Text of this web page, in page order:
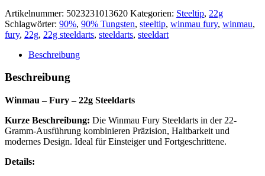
Artikelnummer: 5023231013620 Kategorien: Steeltip, 22g
Schlagwörter: 90%, 90% Tungsten, steeltip, winmau fury, winmau,
fury, 22g, 22g steeldarts, steeldarts, steeldart
Beschreibung
Beschreibung
Winmau – Fury – 22g Steeldarts
Kurze Beschreibung: Die Winmau Fury Steeldarts in der 22-
Gramm-Ausführung kombinieren Präzision, Haltbarkeit und
modernes Design. Ideal für Einsteiger und Fortgeschrittene.
Details: